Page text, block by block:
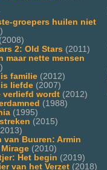
groepers huilen niet
(2008)
2: Old Stars (2011)
maar nette mensen
familie (2012)
liefde (2007)
verliefd wordt (2012)
(1988)
(1995)
(2015)
van Buuren: Armin
(2010)
Het begin (2019)
van het Verzet (2018)